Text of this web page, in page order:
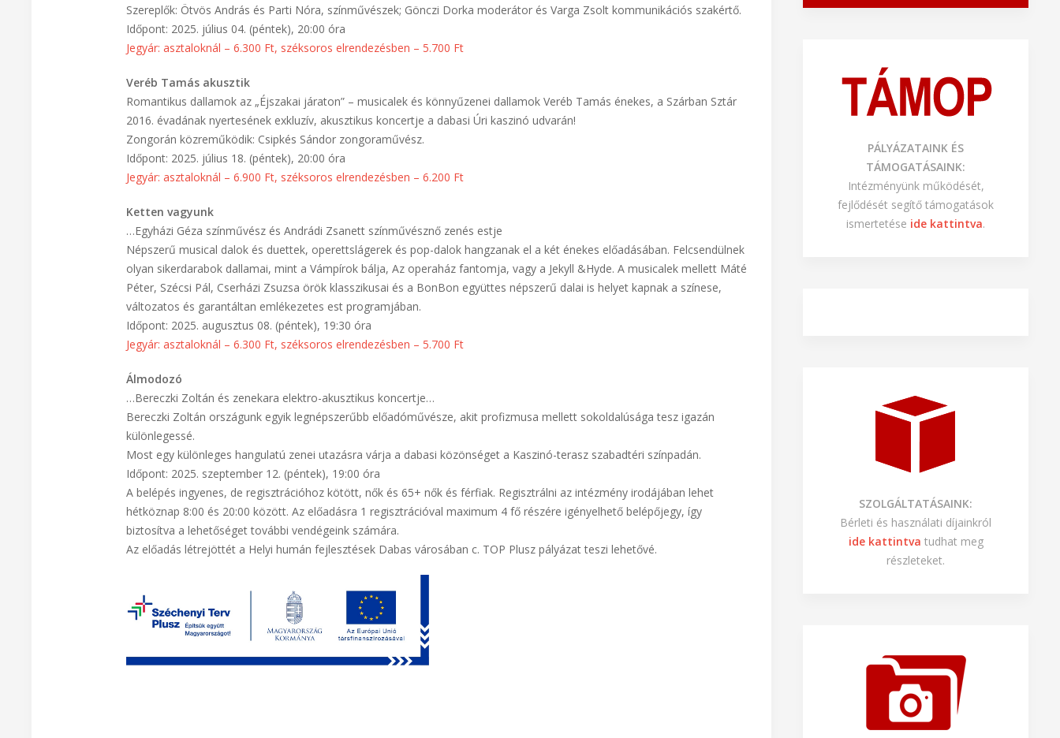
Szereplők: Ötvös András és Parti Nóra, színművészek; Gönczi Dorka moderátor és Varga Zsolt kommunikációs szakértő.
Időpont: 2025. július 04. (péntek), 20:00 óra
Jegyár: asztaloknál – 6.300 Ft, széksoros elrendezésben – 5.700 Ft
Veréb Tamás akusztik
Romantikus dallamok az „Éjszakai járaton” – musicalek és könnyűzenei dallamok Veréb Tamás énekes, a Szárban Sztár
2016. évadának nyertesének exkluzív, akusztikus koncertje a dabasi Úri kaszinó udvarán!
Zongorán közreműködik: Csipkés Sándor zongoraművész.
Időpont: 2025. július 18. (péntek), 20:00 óra
Jegyár: asztaloknál – 6.900 Ft, széksoros elrendezésben – 6.200 Ft
Ketten vagyunk
…Egyházi Géza színművész és Andrádi Zsanett színművésznő zenés estje
Népszerű musical dalok és duettek, operettslágerek és pop-dalok hangzanak el a két énekes előadásában. Felcsendülnek
olyan sikerdarabok dallamai, mint a Vámpírok bálja, Az operaház fantomja, vagy a Jekyll &Hyde. A musicalek mellett Máté
Péter, Szécsi Pál, Cserházi Zsuzsa örök klasszikusai és a BonBon együttes népszerű dalai is helyet kapnak a színese,
változatos és garantáltan emlékezetes est programjában.
Időpont: 2025. augusztus 08. (péntek), 19:30 óra
Jegyár: asztaloknál – 6.300 Ft, széksoros elrendezésben – 5.700 Ft
Álmodozó
…Bereczki Zoltán és zenekara elektro-akusztikus koncertje…
Bereczki Zoltán országunk egyik legnépszerűbb előadóművésze, akit profizmusa mellett sokoldalúsága tesz igazán
különlegessé.
Most egy különleges hangulatú zenei utazásra várja a dabasi közönséget a Kaszinó-terasz szabadtéri színpadán.
Időpont: 2025. szeptember 12. (péntek), 19:00 óra
A belépés ingyenes, de regisztrációhoz kötött, nők és 65+ nők és férfiak. Regisztrálni az intézmény irodájában lehet
hétköznap 8:00 és 20:00 között. Az előadásra 1 regisztrációval maximum 4 fő részére igényelhető belépőjegy, így
biztosítva a lehetőséget további vendégeink számára.
Az előadás létrejöttét a Helyi humán fejlesztések Dabas városában c. TOP Plusz pályázat teszi lehetővé.
PÁLYÁZATAINK ÉS
TÁMOGATÁSAINK:
Intézményünk működését,
fejlődését segítő támogatások
ismertetése ide kattintva.
SZOLGÁLTATÁSAINK:
Bérleti és használati díjainkról
ide kattintva tudhat meg
részleteket.